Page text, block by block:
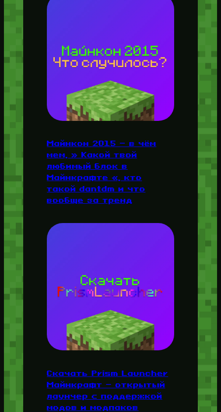
Майнкон 2015 — в чём
мем, » Какой твой
любимый блок в
Майнкрафте «, кто
такой dantdm и что
вообще за тренд
Скачать Prism Launcher
Майнкрафт — открытый
лаунчер с поддержкой
модов и модпаков